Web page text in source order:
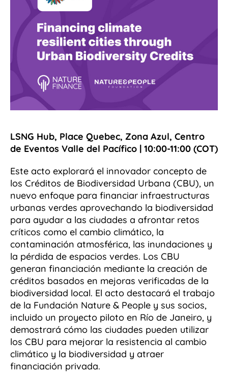
LSNG Hub, Place Quebec, Zona Azul, Centro
de Eventos Valle del Pacífico | 10:00-11:00 (COT)
Este acto explorará el innovador concepto de
los Créditos de Biodiversidad Urbana (CBU), un
nuevo enfoque para financiar infraestructuras
urbanas verdes aprovechando la biodiversidad
para ayudar a las ciudades a afrontar retos
críticos como el cambio climático, la
contaminación atmosférica, las inundaciones y
la pérdida de espacios verdes. Los CBU
generan financiación mediante la creación de
créditos basados en mejoras verificadas de la
biodiversidad local. El acto destacará el trabajo
de la Fundación Nature & People y sus socios,
incluido un proyecto piloto en Río de Janeiro, y
demostrará cómo las ciudades pueden utilizar
los CBU para mejorar la resistencia al cambio
climático y la biodiversidad y atraer
financiación privada.